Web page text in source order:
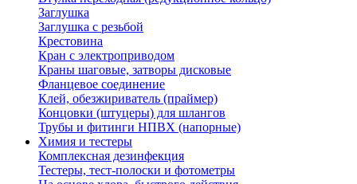
Заглушка
Заглушка с резьбой
Крестовина
Кран с электроприводом
Краны шаговые, затворы дисковые
Фланцевое соединение
Клей, обезжириватель (праймер)
Концовки (штуцеры) для шлангов
Трубы и фитинги НПВХ (напорные)
Химия и тестеры
Комплексная дезинфекция
Тестеры, тест-полоски и фотометры